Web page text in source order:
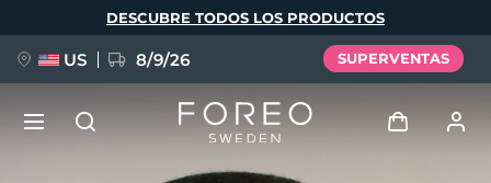
DESCUBRE TODOS LOS PRODUCTOS
US 8/9/26 SUPERVENTAS